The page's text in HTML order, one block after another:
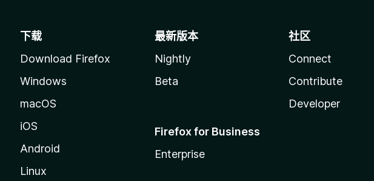
下载
Download Firefox
Windows
macOS
iOS
Android
Linux
最新版本
Nightly
Beta
Firefox for Business
Enterprise
社区
Connect
Contribute
Developer